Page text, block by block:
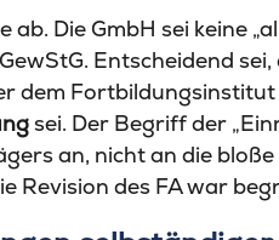
Die GmbH sei keine
Entscheidend sei,
dem
sei. Der Begriff der
an, nicht an die
Revision des FA war